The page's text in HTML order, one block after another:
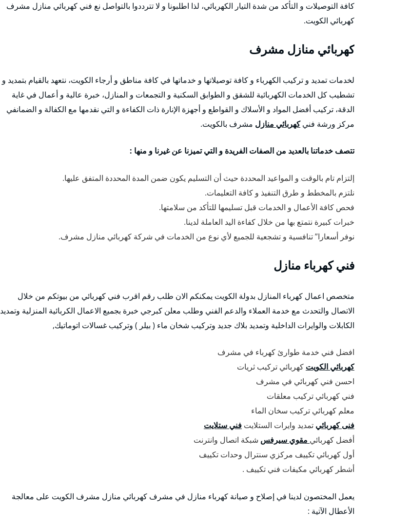
كافة التوصيلات و التأكد من شدة التيار الكهربائي، لذا اطلبونا و لا تترددوا بالتواصل نع فني كهربائي منازل مشرف
كهربائي الكويت.
كهربائي منازل مشرف
لخدمات تمديد و تركيب الكهرباء و كافة توصيلاتها و خدماتها في كافة مناطق و أرجاء الكويت، نتعهد بالقيام بتمديد و
تشطيب كل الخدمات الكهربائية للشقق و الطوابق السكنية و التجمعات و المنازل، خبرة عالية و أعمال في غاية
الدقة، تركيب أفضل المواد و الأسلاك و القواطع و أجهزة الإنارة ذات الكفاءة و التي نقدمها مع الكفالة و الضمانفي
مركز ورشة فنيكهربائي منازل مشرف بالكويت.
تتصف خدماتنا بالعديد من الصفات الفريدة و التي تميزنا عن غيرنا و منها :
إلتزام تام بالوقت و المواعيد المحددة حيث أن التسليم يكون ضمن المدة المحددة المتفق عليها.
نلتزم بالمخطط و طرق التنفيذ و كافة التعليمات.
فحص كافة الأعمال و الخدمات قبل تسليمها للتأكد من سلامتها.
خبرات كبيرة نتمتع بها من خلال كفاءة اليد العاملة لدينا.
نوفر أسعارا” تنافسية و تشجعية للجميع لأي نوع من الخدمات في شركة كهربائي منازل مشرف.
فني كهرباء منازل
متخصص اعمال كهرباء المنازل بدولة الكويت يمكنكم الان طلب رقم اقرب فني كهربائي من بيوتكم من خلال
الاتصال والتحدث مع خدمة العملاء والدعم الفني وطلب معلن كبرجي خبرة بجميع الاعمال الكربائية المنزلية وتمديد
الكابلات والوايرات الداخلية وتمديد بلاك جديد وتركيب شخان ماء ( بيلر ) وتركيب غسالات اتوماتيك,
افضل فني خدمة طوارئ كهرباء في مشرف
كهربائي الكويت كهربائي تركيب ثريات
احسن فني كهربائي في مشرف
فني كهربائي تركيب معلقات
معلم كهربائي تركيب سخان الماء
فنى كهربائي تمديد وايرات الستلايت فني ستلايت
أفضل كهربائي مقوي سيرفس شبكة اتصال وانترنت
أول كهربائي تكييف مركزي سنترال وحدات تكييف
أشطر كهربائي مكيفات فني تكييف .
يعمل المختصون لدينا في إصلاح و صيانة كهرباء منازل في مشرف كهربائي منازل مشرف الكويت على معالجة
الأعطال الآتية :